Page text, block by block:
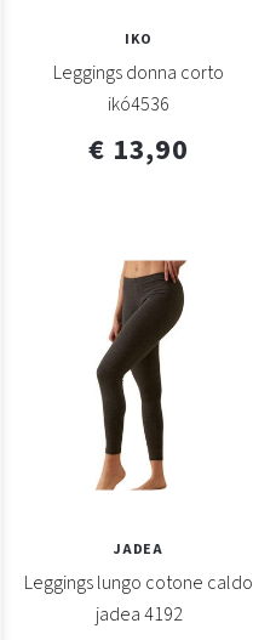
IKO
Leggings donna corto
ikó4536
€ 13,90
JADEA
Leggings lungo cotone caldo
jadea 4192